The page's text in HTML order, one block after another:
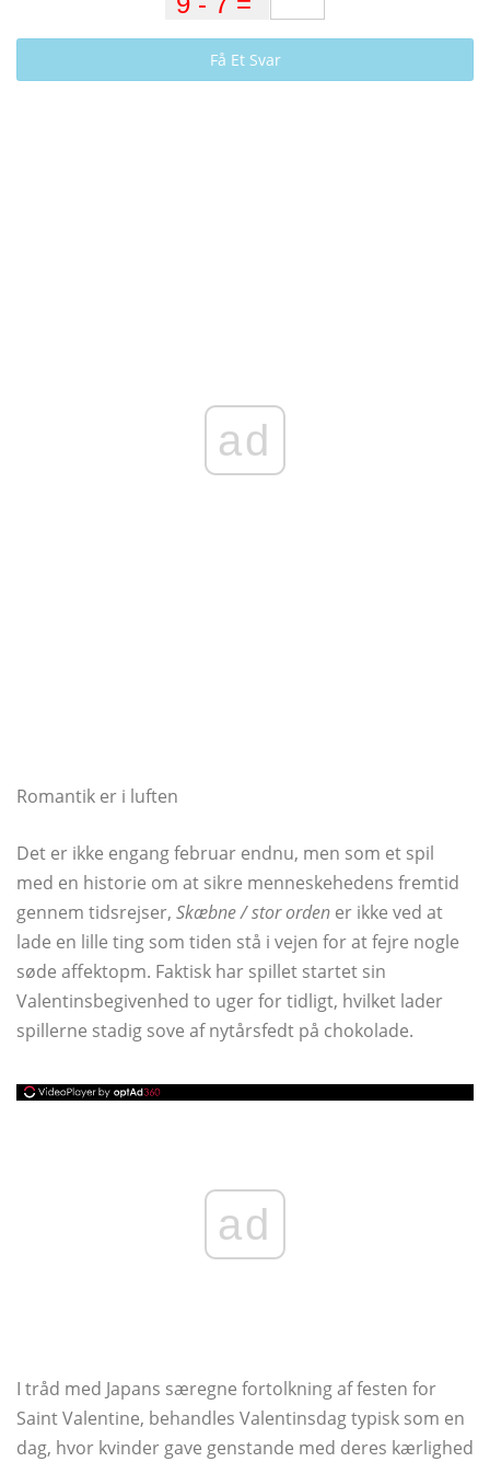
Få Et Svar
ad
Romantik er i luften
Det er ikke engang februar endnu, men som et spil
med en historie om at sikre menneskehedens fremtid
gennem tidsrejser, Skæbne / stor orden er ikke ved at
lade en lille ting som tiden stå i vejen for at fejre nogle
søde affektopm. Faktisk har spillet startet sin
Valentinsbegivenhed to uger for tidligt, hvilket lader
spillerne stadig sove af nytårsfedt på chokolade.
ad
I tråd med Japans særegne fortolkning af festen for
Saint Valentine, behandles Valentinsdag typisk som en
dag, hvor kvinder gave genstande med deres kærlighed